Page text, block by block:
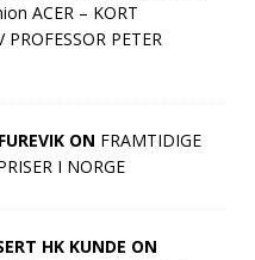
ACER – KORT
PETER
ON FRAMTIDIGE
I NORGE
HK KUNDE ON